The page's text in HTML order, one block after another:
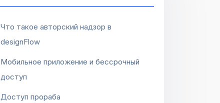
Что такое авторский надзор в
designFlow
Мобильное приложение и бессрочный
доступ
Доступ прораба